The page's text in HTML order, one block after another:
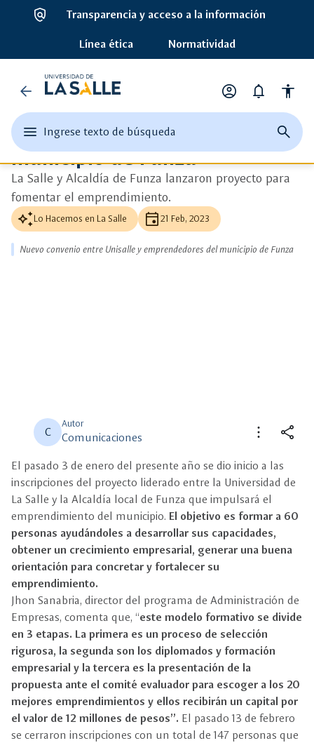
policy Transparencia y acceso a la información
Línea ética Normatividad
arrow_back
Universidad
de
la
Salle
menu
abrir
el
menu
principal
Ingrese texto de búsqueda search
página
de
edit
Ingrese
texto
o
una
palabra
clave
close
cerrar
account_circle notifications accessibility
Ver más detalle
auto_awesome
Noticias
Nuevo convenio entre Unisalle
y emprendedores del
municipio de Funza
La Salle y Alcaldía de Funza lanzaron proyecto para
fomentar el emprendimiento.
auto_awesomeLo Hacemos en La Salle event 21 Feb, 2023
Nuevo convenio entre Unisalle y emprendedores del municipio de Funza
C
Autor
Comunicaciones more_vert share
Compartir close
Seleccione un filtro close
description Descripción
view_carouselMultimedia
El pasado 3 de enero del presente año se dio inicio a las
inscripciones del proyecto liderado entre la Universidad de
La Salle y la Alcaldía local de Funza que impulsará el
emprendimiento del municipio. El objetivo es formar a 60
personas ayudándoles a desarrollar sus capacidades,
obtener un crecimiento empresarial, generar una buena
orientación para concretar y fortalecer su
emprendimiento.
Jhon Sanabria, director del programa de Administración de
Empresas, comenta que, “este modelo formativo se divide
en 3 etapas. La primera es un proceso de selección
rigurosa, la segunda son los diplomados y formación
empresarial y la tercera es la presentación de la
propuesta ante el comité evaluador para escoger a los 20
mejores emprendimientos y ellos recibirán un capital por
el valor de 12 millones de pesos”. El pasado 13 de febrero
se cerraron inscripciones con un total de 147 personas que